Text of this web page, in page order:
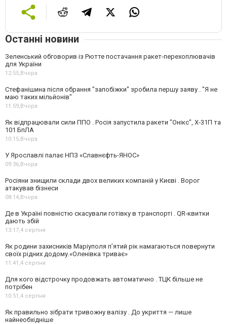
Останні новини
Зеленський обговорив із Рютте постачання ракет-перехоплювачів
для України
12:55,Вчора
Стефанішина після обрання "запобіжки" зробила першу заяву . "Я не
маю таких мільйонів"
11:59,Вчора
Як відпрацювали сили ППО . Росія запустила ракети "Онікс", Х-31П та
101 БпЛА
10:15,Вчора
У Ярославлі палає НПЗ «Славнєфть-ЯНОС»
09:36,Вчора
Росіяни знищили склади двох великих компаній у Києві . Ворог
атакував бізнеси
08:14,Вчора
Де в Україні повністю скасували готівку в транспорті . QR-квитки
дають збій
13:17,4 серпня
Як родини захисників Маріуполя пʼятий рік намагаються повернути
своїх рідних додому.«Оленівка триває»
11:41,4 серпня
Для кого відстрочку продовжать автоматично . ТЦК більше не
потрібен
10:51,4 серпня
Як правильно зібрати тривожну валізу . До укриття — лише
найнеобхідніше